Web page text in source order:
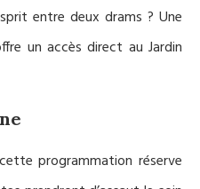
entre deux drams ? Une
e un accès direct au Jardin
programmation réserve